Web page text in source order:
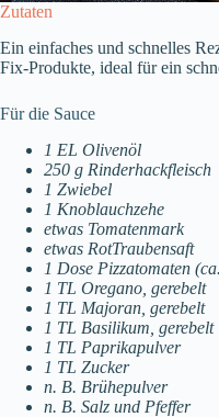
Zutaten
Ein einfaches und schnelles
Fix-Produkte, ideal für ein
Für die Sauce
1 EL Olivenöl
250 g Rinderhackfleisch
1 Zwiebel
1 Knoblauchzehe
etwas Tomatenmark
etwas RotTraubensaft
1 Dose Pizzatomaten
1 TL Oregano, gerebelt
1 TL Majoran, gerebelt
1 TL Basilikum, gerebelt
1 TL Paprikapulver
1 TL Zucker
n. B. Brühepulver
n. B. Salz und Pfeffer